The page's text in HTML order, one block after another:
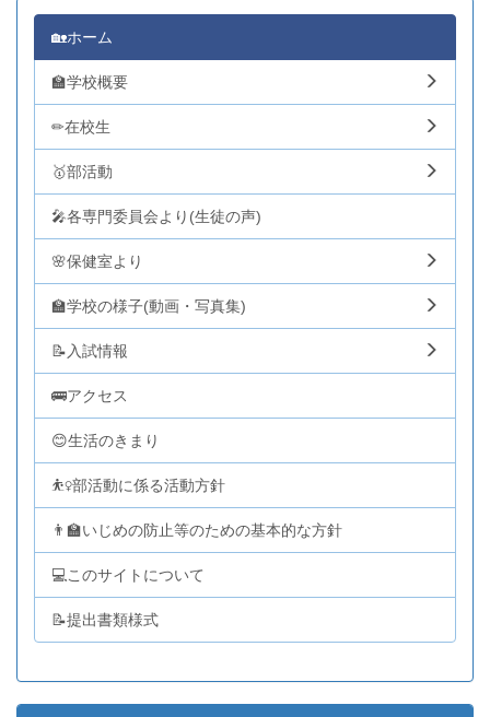
🏡ホーム
🏫学校概要
✏在校生
🥇部活動
🎤各専門委員会より(生徒の声)
🌸保健室より
🏫学校の様子(動画・写真集)
📝入試情報
🚌アクセス
😊生活のきまり
⛹️‍♀️部活動に係る活動方針
👨‍🏫いじめの防止等のための基本的な方針
💻このサイトについて
📝提出書類様式